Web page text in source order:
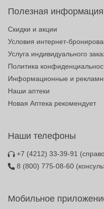
Полезная информация
Скидки и акции
Условия интернет-
Услуга индивидуального
Политика
Информационные и
Наши аптеки
Новая Аптека рекомендует
Наши телефоны
+7 (4212) 33-39-91
8 (800) 775-08-60
Мобильное